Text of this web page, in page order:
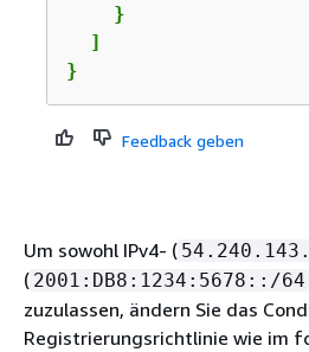
    }
  ]
}
Feedback geben
Um sowohl IPv4- (
( 2001:DB8:1234:5678::/64
zuzulassen, ändern Sie das
Registrierungsrichtlinie wie im